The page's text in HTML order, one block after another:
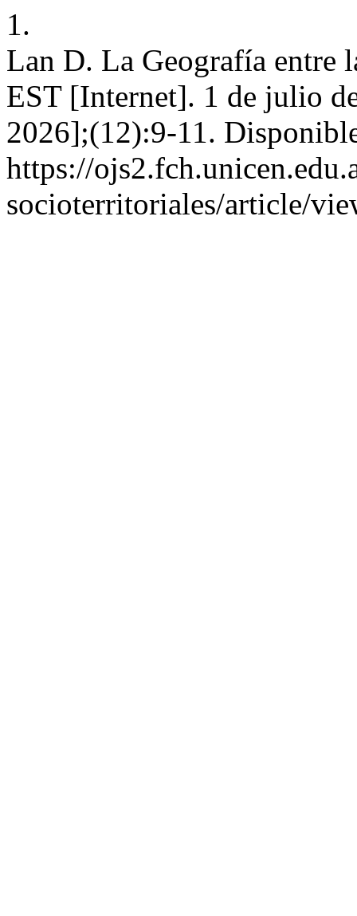
1.
Lan D. La Geografía entre
EST [Internet]. 1 de julio
2026];(12):9-11.
https://
socioterritoriales/article/